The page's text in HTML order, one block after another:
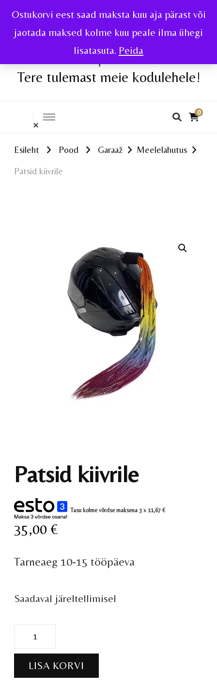
Ostukorvi eest saad maksta kuu aja pärast või
jaotada maksed kolme kuu peale ilma ühegi
lisatasuta. Peida
Tere tulemast meie kodulehele!
0
Esileht Pood Garaaž Meelelahutus
Patsid kiivrile
Patsid kiivrile
Tasu kolme võrdse maksena 3 x 11,67 €
35,00 €
Tarneaeg 10-15 tööpäeva
Saadaval järeltellimisel
Patsid
kiivrile
kogus
LISA KORVI